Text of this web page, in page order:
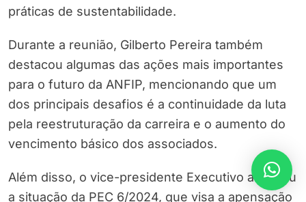
práticas de sustentabilidade.
Durante a reunião, Gilberto Pereira também
destacou algumas das ações mais importantes
para o futuro da ANFIP, mencionando que um
dos principais desafios é a continuidade da luta
pela reestruturação da carreira e o aumento do
vencimento básico dos associados.
Além disso, o vice-presidente Executivo abordou
a situação da PEC 6/2024, que visa a apensação